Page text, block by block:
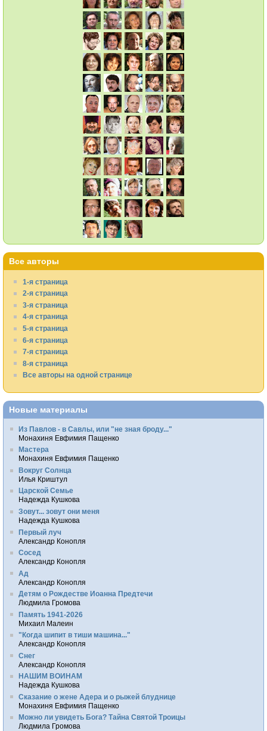
Все авторы
1-я страница
2-я страница
3-я страница
4-я страница
5-я страница
6-я страница
7-я страница
8-я страница
Все авторы на одной странице
Новые материалы
Из Павлов - в Савлы, или "не зная броду..."
Монахиня Евфимия Пащенко
Мастера
Монахиня Евфимия Пащенко
Вокруг Солнца
Илья Криштул
Царской Семье
Надежда Кушкова
Зовут... зовут они меня
Надежда Кушкова
Первый луч
Александр Конопля
Сосед
Александр Конопля
Ад
Александр Конопля
Детям о Рождестве Иоанна Предтечи
Людмила Громова
Память 1941-2026
Михаил Малеин
"Когда шипит в тиши машина..."
Александр Конопля
Снег
Александр Конопля
НАШИМ ВОИНАМ
Надежда Кушкова
Сказание о жене Адера и о рыжей блуднице
Монахиня Евфимия Пащенко
Можно ли увидеть Бога? Тайна Святой Троицы
Людмила Громова